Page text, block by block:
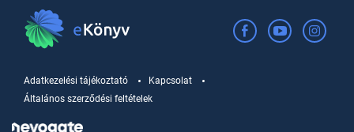
Adatkezelési tájékoztató
Kapcsolat
Általános szerződési feltételek